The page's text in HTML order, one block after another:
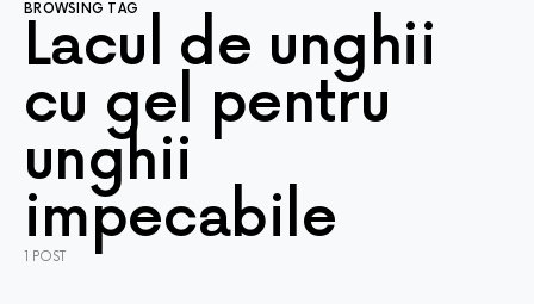
BROWSING TAG
Lacul de unghii
cu gel pentru
unghii
impecabile
1 POST